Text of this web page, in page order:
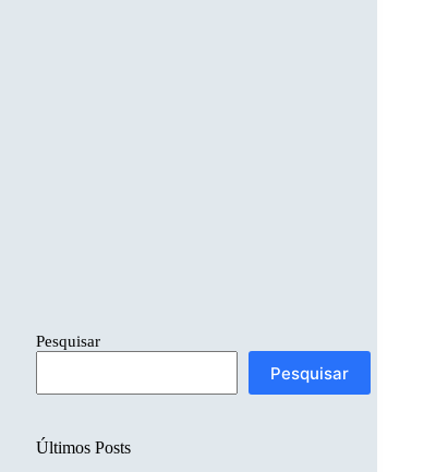
Pesquisar
Pesquisar
Últimos Posts